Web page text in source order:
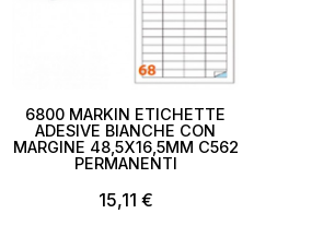
6800 MARKIN ETICHETTE
ADESIVE BIANCHE CON
MARGINE 48,5X16,5MM C562
PERMANENTI
15,11 €